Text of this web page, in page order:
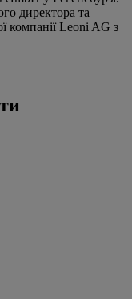
директора та
компанії Leoni AG з